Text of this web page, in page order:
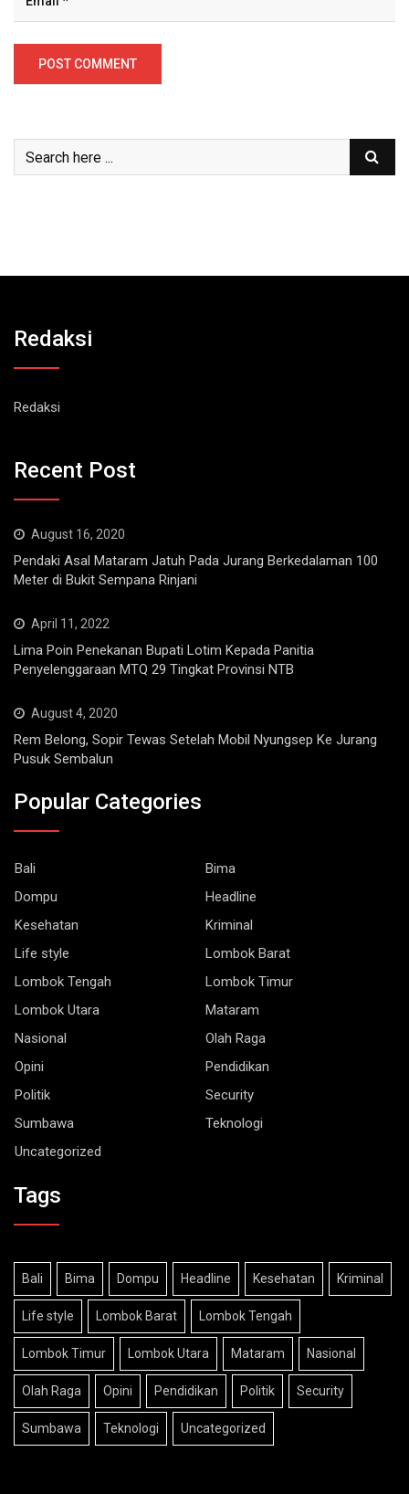
Redaksi
Redaksi
Recent Post
August 16, 2020
Pendaki Asal Mataram Jatuh Pada Jurang Berkedalaman 100
Meter di Bukit Sempana Rinjani
April 11, 2022
Lima Poin Penekanan Bupati Lotim Kepada Panitia
Penyelenggaraan MTQ 29 Tingkat Provinsi NTB
August 4, 2020
Rem Belong, Sopir Tewas Setelah Mobil Nyungsep Ke Jurang
Pusuk Sembalun
Popular Categories
Bali
Bima
Dompu
Headline
Kesehatan
Kriminal
Life style
Lombok Barat
Lombok Tengah
Lombok Timur
Lombok Utara
Mataram
Nasional
Olah Raga
Opini
Pendidikan
Politik
Security
Sumbawa
Teknologi
Uncategorized
Tags
Bali Bima Dompu Headline Kesehatan Kriminal
Life style Lombok Barat Lombok Tengah
Lombok Timur Lombok Utara Mataram Nasional
Olah Raga Opini Pendidikan Politik Security
Sumbawa Teknologi Uncategorized